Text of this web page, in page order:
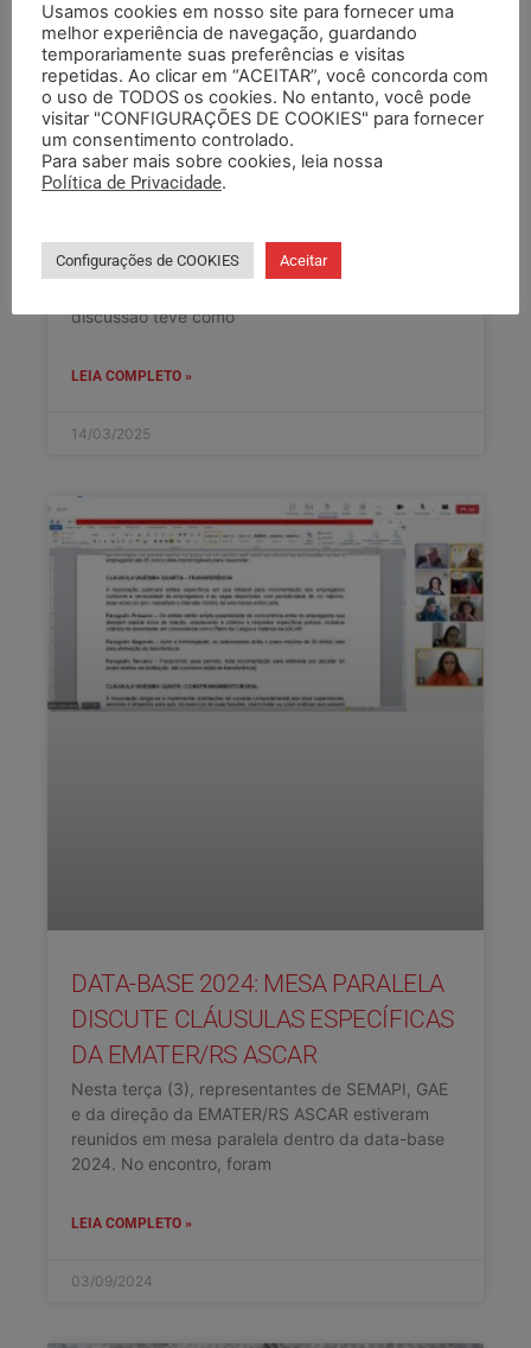
SEMAPI QUESTIONA FPE POR
Em reunião ocorrida na última quarta (12),
diretoras do SEMAPI questionaram a gestão da
discussão teve como
LEIA COMPLETO »
14/03/2025
DATA-BASE 2024: MESA PARALELA
DISCUTE CLÁUSULAS ESPECÍFICAS
DA EMATER/RS ASCAR
Nesta terça (3), representantes de SEMAPI, GAE
e da direção da EMATER/RS ASCAR estiveram
reunidos em mesa paralela dentro da data-base
2024. No encontro, foram
LEIA COMPLETO »
03/09/2024
Usamos cookies em nosso site para fornecer uma
melhor experiência de navegação, guardando
temporariamente suas preferências e visitas
repetidas. Ao clicar em “ACEITAR”, você concorda com
o uso de TODOS os cookies. No entanto, você pode
visitar "CONFIGURAÇÕES DE COOKIES" para fornecer
um consentimento controlado.
Para saber mais sobre cookies, leia nossa
Política de Privacidade.
Configurações de COOKIES Aceitar